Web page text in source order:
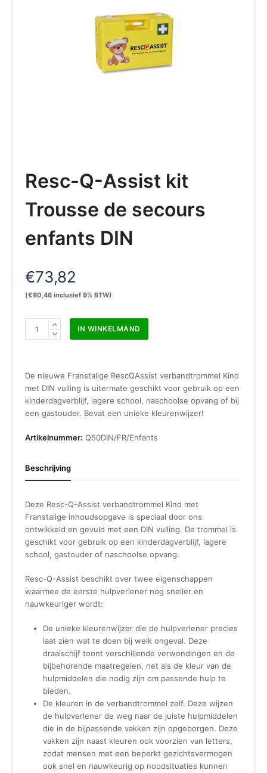
Resc-Q-Assist kit
Trousse de secours
enfants DIN
€73,82
(€80,46 inclusief 9% BTW)
Trousse
de
secours
enfants
aantal
IN WINKELMAND
De nieuwe Franstalige RescQAssist verbandtrommel Kind
met DIN vulling is uitermate geschikt voor gebruik op een
kinderdagverblijf, lagere school, naschoolse opvang of bij
een gastouder. Bevat een unieke kleurenwijzer!
Artikelnummer: Q50DIN/FR/Enfants
Beschrijving
Deze Resc-Q-Assist verbandtrommel Kind met
Franstalige inhoudsopgave is speciaal door ons
ontwikkeld en gevuld met een DIN vulling. De trommel is
geschikt voor gebruik op een kinderdagverblijf, lagere
school, gastouder of naschoolse opvang.
Resc-Q-Assist beschikt over twee eigenschappen
waarmee de eerste hulpverlener nog sneller en
nauwkeuriger wordt:
De unieke kleurenwijzer die de hulpverlener precies
laat zien wat te doen bij welk ongeval. Deze
draaischijf toont verschillende verwondingen en de
bijbehorende maatregelen, net als de kleur van de
hulpmiddelen die nodig zijn om passende hulp te
bieden.
De kleuren in de verbandtrommel zelf. Deze wijzen
de hulpverlener de weg naar de juiste hulpmiddelen
die in de bijpassende vakken zijn opgeborgen. Deze
vakken zijn naast kleuren ook voorzien van letters,
zodat mensen met een beperkt gezichtsvermogen
ook snel en nauwkeurig op noodsituaties kunnen